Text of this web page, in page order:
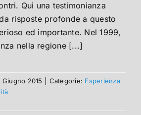
Qui una testimonianza
risposte profonde a questo
ed importante. Nel 1999,
nella regione [...]
Giugno 2015 Categorie: Esperienza